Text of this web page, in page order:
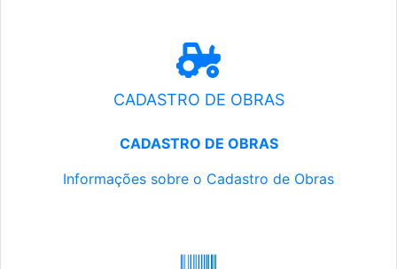
CADASTRO DE OBRAS
CADASTRO DE OBRAS
Informações sobre o Cadastro de Obras